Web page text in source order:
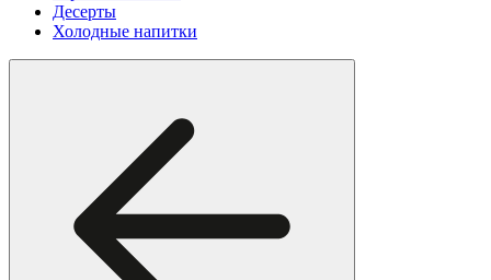
Десерты
Холодные напитки